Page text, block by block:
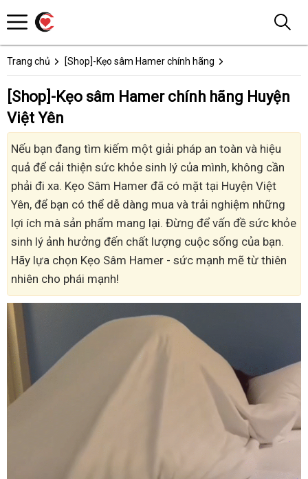
Trang chủ [Shop]-Kẹo sâm Hamer chính hãng
[Shop]-Kẹo sâm Hamer chính hãng Huyện
Việt Yên
Nếu bạn đang tìm kiếm một giải pháp an toàn và hiệu
quả để cải thiện sức khỏe sinh lý của mình, không cần
phải đi xa. Kẹo Sâm Hamer đã có mặt tại Huyện Việt
Yên, để bạn có thể dễ dàng mua và trải nghiệm những
lợi ích mà sản phẩm mang lại. Đừng để vấn đề sức khỏe
sinh lý ảnh hưởng đến chất lượng cuộc sống của bạn.
Hãy lựa chọn Kẹo Sâm Hamer - sức mạnh mẽ từ thiên
nhiên cho phái mạnh!